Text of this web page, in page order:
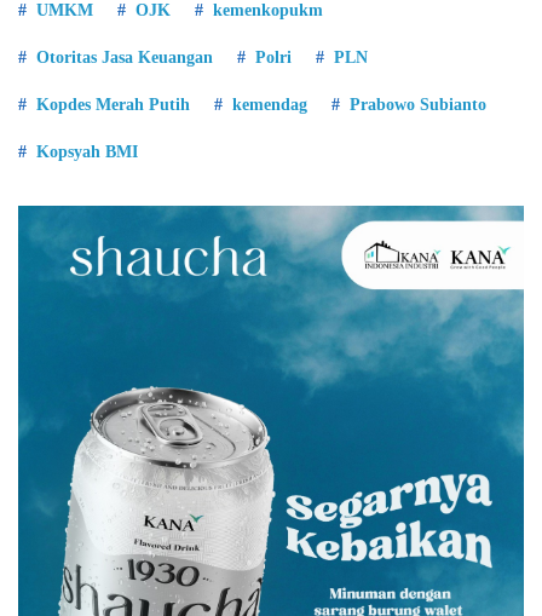
UMKM OJK kemenkopukm
Otoritas Jasa Keuangan Polri PLN
Kopdes Merah Putih kemendag Prabowo Subianto
Kopsyah BMI